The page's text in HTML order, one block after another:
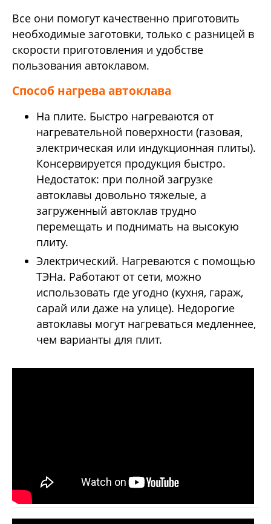
Все они помогут качественно приготовить
необходимые заготовки, только с разницей в
скорости приготовления и удобстве
пользования автоклавом.
Способ нагрева автоклава
На плите. Быстро нагреваются от
нагревательной поверхности (газовая,
электрическая или индукционная плиты).
Консервируется продукция быстро.
Недостаток: при полной загрузке
автоклавы довольно тяжелые, а
загруженный автоклав трудно
перемещать и поднимать на высокую
плиту.
Электрический. Нагреваются с помощью
ТЭНа. Работают от сети, можно
использовать где угодно (кухня, гараж,
сарай или даже на улице). Недорогие
автоклавы могут нагреваться медленнее,
чем варианты для плит.